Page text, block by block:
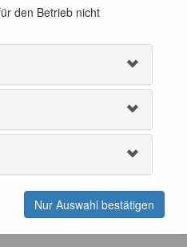
den Betrieb nicht
Nur Auswahl bestätigen